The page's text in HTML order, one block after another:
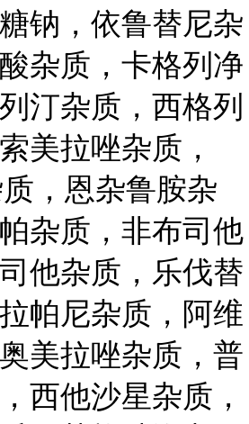
钠，依鲁替尼杂
杂质，卡格列净
汀杂质，西格列
美拉唑杂质，
，恩杂鲁胺杂
杂质，非布司他
他杂质，乐伐替
帕尼杂质，阿维
美拉唑杂质，普
西他沙星杂质，